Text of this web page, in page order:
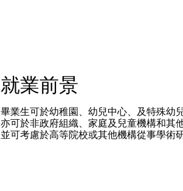
就業前景
畢業生可於幼稚園、幼兒中心、及特殊幼
亦可於非政府組織、家庭及兒童機構和其
並可考慮於高等院校或其他機構從事學術研